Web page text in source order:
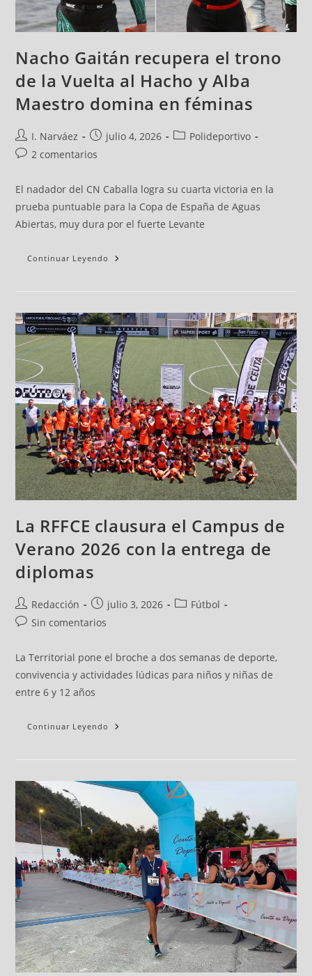
Nacho Gaitán recupera el trono
de la Vuelta al Hacho y Alba
Maestro domina en féminas
I. Narváez julio 4, 2026
Polideportivo
2 comentarios
El nadador del CN Caballa logra su cuarta victoria en la
prueba puntuable para la Copa de España de Aguas
Abiertas, muy dura por el fuerte Levante
Continuar Leyendo
La RFFCE clausura el Campus de
Verano 2026 con la entrega de
diplomas
Redacción julio 3, 2026
Fútbol
Sin comentarios
La Territorial pone el broche a dos semanas de deporte,
convivencia y actividades lúdicas para niños y niñas de
entre 6 y 12 años
Continuar Leyendo